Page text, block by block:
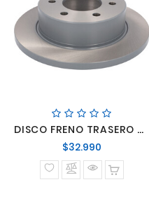
DISCO FRENO TRASERO MERCEDES BENZ SPRINTER 311/314/413/416
$32.990
normal